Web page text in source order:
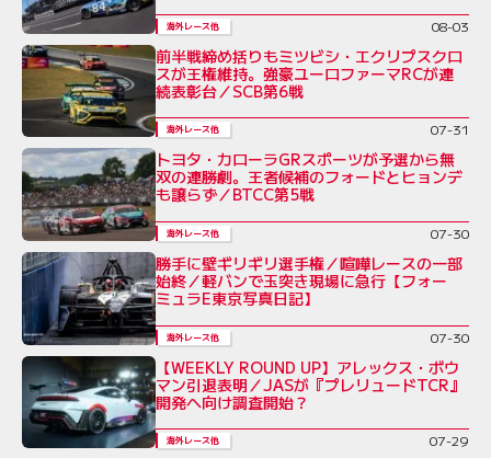
海外レース他 08-03
前半戦締め括りもミツビシ・エクリプスクロ
スが王権維持。強豪ユーロファーマRCが連
続表彰台／SCB第6戦
海外レース他 07-31
トヨタ・カローラGRスポーツが予選から無
双の連勝劇。王者候補のフォードとヒョンデ
も譲らず／BTCC第5戦
海外レース他 07-30
勝手に壁ギリギリ選手権／喧嘩レースの一部
始終／軽バンで玉突き現場に急行【フォー
ミュラE東京写真日記】
海外レース他 07-30
【WEEKLY ROUND UP】アレックス・ボウ
マン引退表明／JASが『プレリュードTCR』
開発へ向け調査開始？
海外レース他 07-29